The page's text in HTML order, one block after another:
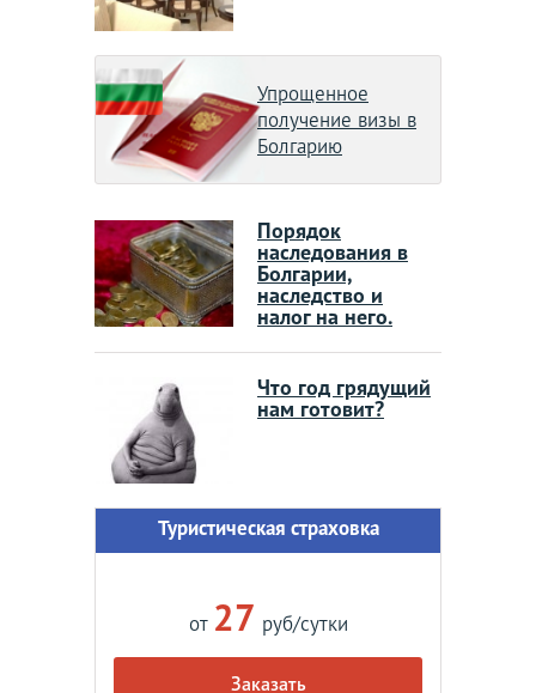
Упрощенное
получение визы в
Болгарию
Порядок
наследования в
Болгарии,
наследство и
налог на него.
Что год грядущий
нам готовит?
Туристическая страховка
от 27 руб/сутки
Заказать